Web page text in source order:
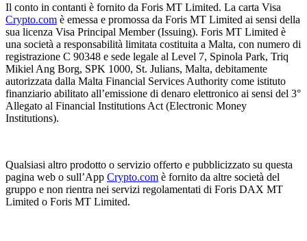
Il conto in contanti è fornito da Foris MT Limited. La carta Visa
Crypto.com è emessa e promossa da Foris MT Limited ai sensi della
sua licenza Visa Principal Member (Issuing). Foris MT Limited è
una società a responsabilità limitata costituita a Malta, con numero di
registrazione C 90348 e sede legale al Level 7, Spinola Park, Triq
Mikiel Ang Borg, SPK 1000, St. Julians, Malta, debitamente
autorizzata dalla Malta Financial Services Authority come istituto
finanziario abilitato all’emissione di denaro elettronico ai sensi del 3°
Allegato al Financial Institutions Act (Electronic Money
Institutions).
Qualsiasi altro prodotto o servizio offerto e pubblicizzato su questa
pagina web o sull’App Crypto.com è fornito da altre società del
gruppo e non rientra nei servizi regolamentati di Foris DAX MT
Limited o Foris MT Limited.